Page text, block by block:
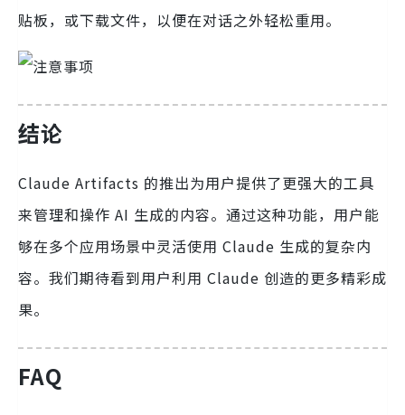
贴板，或下载文件，以便在对话之外轻松重用。
结论
Claude Artifacts 的推出为用户提供了更强大的工具
来管理和操作 AI 生成的内容。通过这种功能，用户能
够在多个应用场景中灵活使用 Claude 生成的复杂内
容。我们期待看到用户利用 Claude 创造的更多精彩成
果。
FAQ